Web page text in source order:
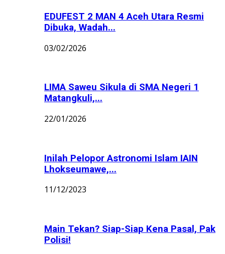
EDUFEST 2 MAN 4 Aceh Utara Resmi
Dibuka, Wadah...
03/02/2026
LIMA Saweu Sikula di SMA Negeri 1
Matangkuli,...
22/01/2026
Inilah Pelopor Astronomi Islam IAIN
Lhokseumawe,...
11/12/2023
Main Tekan? Siap-Siap Kena Pasal, Pak
Polisi!